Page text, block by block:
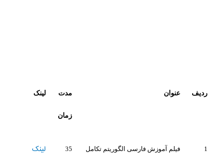
ردیف عنوان مدت
زمان
لینک
1 فیلم آموزش فارسی الگوریتم تکامل 35 لینک